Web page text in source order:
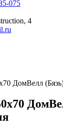
075
4
ДомВелл